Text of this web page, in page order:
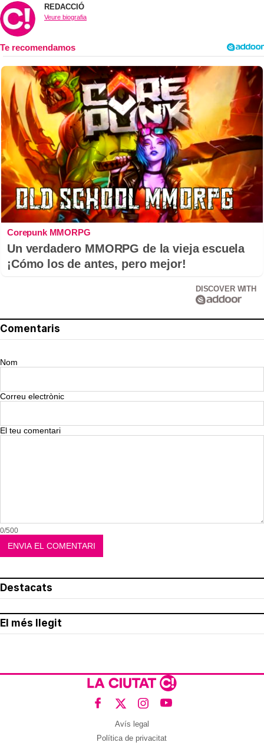
REDACCIÓ
Veure biografia
Corepunk MMORPG
Un verdadero MMORPG de la vieja escuela
¡Cómo los de antes, pero mejor!
DISCOVER WITH
Comentaris
Nom
Correu electrònic
El teu comentari
0/500
Destacats
El més llegit
Avís legal
Política de privacitat